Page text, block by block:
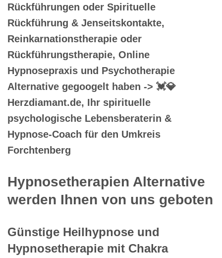
Rückführungen oder Spirituelle
Rückführung & Jenseitskontakte,
Reinkarnationstherapie oder
Rückführungstherapie, Online
Hypnosepraxis und Psychotherapie
Alternative gegoogelt haben -> 💓️💎
Herzdiamant.de, Ihr spirituelle
psychologische Lebensberaterin &
Hypnose-Coach für den Umkreis
Forchtenberg
Hypnosetherapien Alternative
werden Ihnen von uns geboten
Günstige Heilhypnose und
Hypnosetherapie mit Chakra